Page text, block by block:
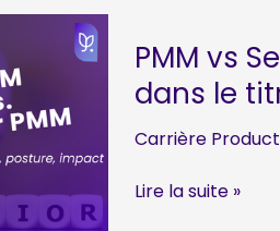
Manager
:
business
et
PMM vs
dans le
Carrière
PMM
Lire la suite »